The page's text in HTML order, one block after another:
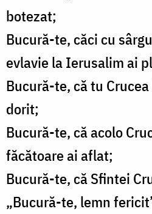
botezat;
Bucură-te, căci cu
evlavie la Ierusalim ai
Bucură-te, că tu
dorit;
Bucură-te, că acolo
făcătoare ai aflat;
Bucură-te, că Sfintei
„Bucură-te, lemn